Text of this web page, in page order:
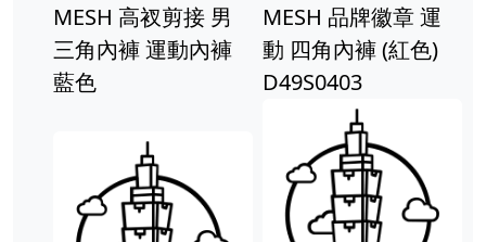
MESH 高衩剪接 男
三角內褲 運動內褲
藍色
MESH 品牌徽章 運
動 四角內褲 (紅色)
D49S0403